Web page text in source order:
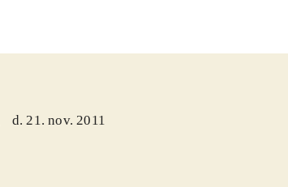
d. 21. nov. 2011